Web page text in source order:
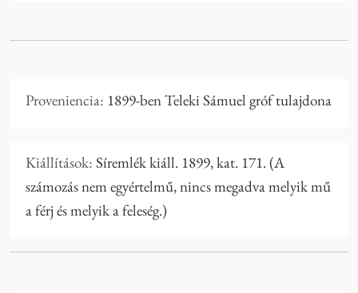
Proveniencia: 1899-ben Teleki Sámuel gróf tulajdona
Kiállítások: Síremlék kiáll. 1899, kat. 171. (A
számozás nem egyértelmű, nincs megadva melyik mű
a férj és melyik a feleség.)